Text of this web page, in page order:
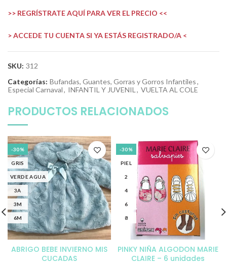
>> REGRÍSTRATE AQUÍ PARA VER EL PRECIO <<
> ACCEDE TU CUENTA SI YA ESTÁS REGISTRADO/A <
SKU: 312
Categorías: Bufandas, Guantes, Gorras y Gorros Infantiles,
Especial Carnaval, INFANTIL Y JUVENIL , VUELTA AL COLE
PRODUCTOS RELACIONADOS
-30%
GRIS
VERDE AGUA
3A
3M
6M
ABRIGO BEBE INVIERNO MIS
CUCADAS
-30%
PIEL
2
4
6
8
PINKY NIÑA ALGODON MARIE
CLAIRE – 6 unidades